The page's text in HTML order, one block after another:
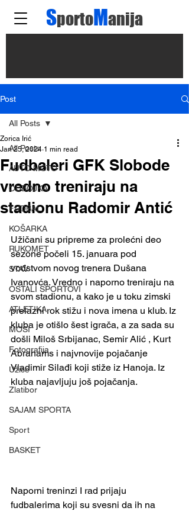
SportoManija
Post
All Posts
AUTO MOTO
ODBOJKA
FUDBAL
KOŠARKA
RUKOMET
STAV
OSTALI SPORTOVI
ATLETIKA
MOSI
Fotografija
Užice
Zlatibor
SAJAM SPORTA
Sport
BASKET
All Posts
Fudbaleri GFK Slobode
vredno treniraju na
stadionu Radomir Antić
Zorica Irić
Jan 25, 2024 1 min read
Užičani su pripreme za prolećni deo
sezone počeli 15. januara pod
vođstvom novog trenera Dušana
Ivanovća. Vredno i naporno treniraju na
svom stadionu, a kako je u toku zimski
prelazni rok stižu i nova imena u klub. Iz
kluba je otišlo šest igrača, a za sada su
došli Miloš Srbijanac, Semir Alić , Kurt
Abrahams i najvnovije pojačanje
Vladimir Silađi koji stiže iz Hanoja. Iz
kluba najavljuju još pojačanja.
Naporni treninzi I rad prijaju
fudbalerima koji su svesni da ih na